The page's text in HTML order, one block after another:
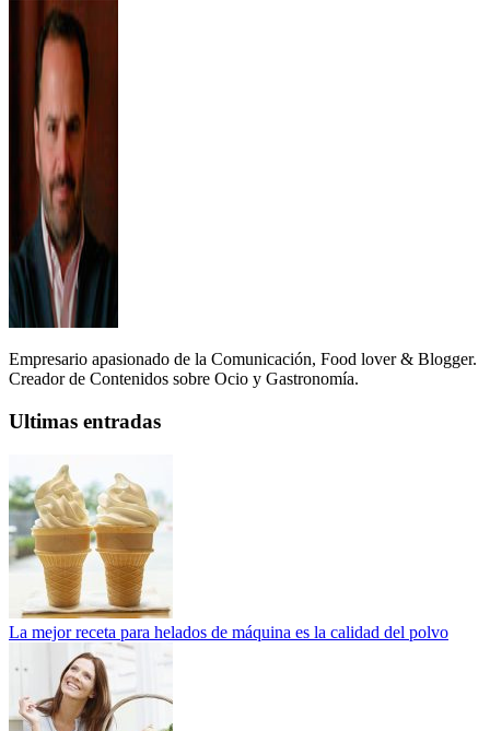
Empresario apasionado de la Comunicación, Food lover & Blogger.
Creador de Contenidos sobre Ocio y Gastronomía.
Ultimas entradas
La mejor receta para helados de máquina es la calidad del polvo